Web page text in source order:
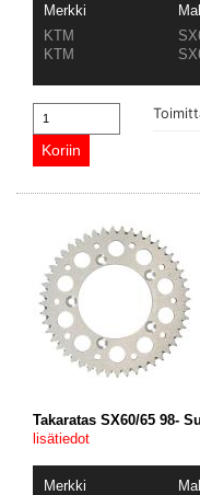
Merkki
KTM
KTM
Takaratas SX60/65 98-
lisätiedot
Merkki